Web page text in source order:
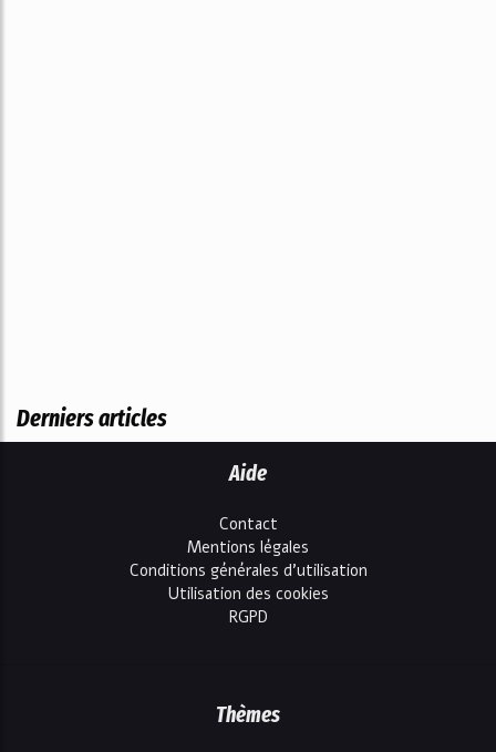
Derniers articles
Aide
Contact
Mentions légales
Conditions générales d'utilisation
Utilisation des cookies
RGPD
Thèmes